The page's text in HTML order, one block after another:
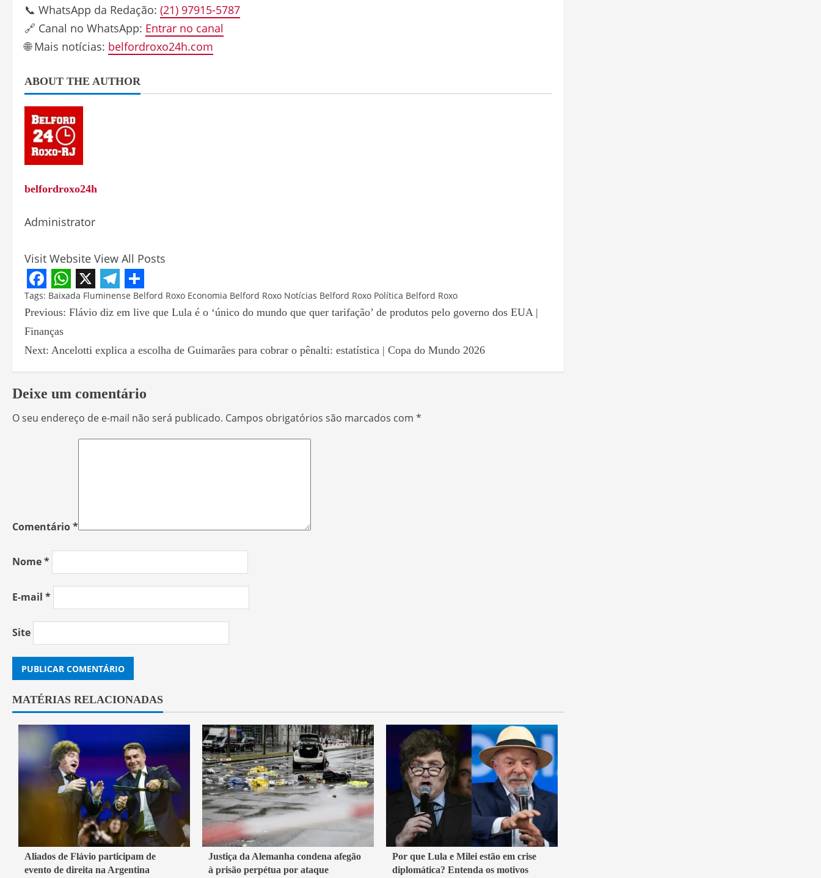
📞 WhatsApp da Redação: (21) 97915-5787
🔗 Canal no WhatsApp: Entrar no canal
🌐 Mais notícias: belfordroxo24h.com
ABOUT THE AUTHOR
belfordroxo24h
Administrator
Visit Website View All Posts
Facebook
WhatsApp
X Telegram
Share
Tags: Baixada Fluminense Belford Roxo Economia Belford Roxo Notícias Belford Roxo Política Belford Roxo
Previous: Flávio diz em live que Lula é o ‘único do mundo que quer tarifação’ de produtos pelo governo dos EUA |
Finanças
Next: Ancelotti explica a escolha de Guimarães para cobrar o pênalti: estatística | Copa do Mundo 2026
Deixe um comentário
O seu endereço de e-mail não será publicado. Campos obrigatórios são marcados com *
Comentário*
Nome*
E-mail *
Site
MATÉRIAS RELACIONADAS
2 min read
Mundo
Aliados de Flávio participam de
evento de direita na Argentina
1 min read
Mundo
Justiça da Alemanha condena afegão
à prisão perpétua por ataque
3 min read
Mundo
Por que Lula e Milei estão em crise
diplomática? Entenda os motivos